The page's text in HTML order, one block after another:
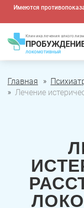
Имеются
Клиника лечения
ЛОКОМОТИВНЫЙ
Главная
Лечение